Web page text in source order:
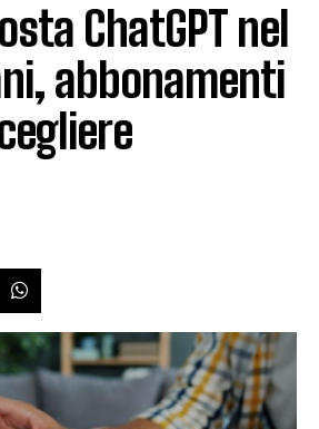
ChatGPT nel
abbonamenti